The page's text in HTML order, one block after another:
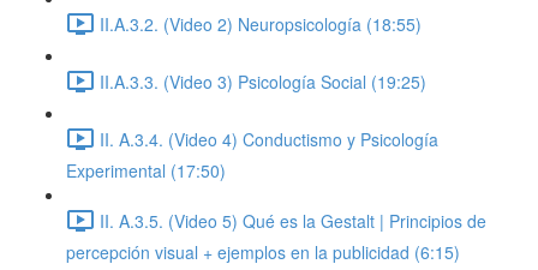
II.A.3.2. (Video 2) Neuropsicología (18:55)
II.A.3.3. (Video 3) Psicología Social (19:25)
II. A.3.4. (Video 4) Conductismo y Psicología
Experimental (17:50)
II. A.3.5. (Video 5) Qué es la Gestalt | Principios de
percepción visual + ejemplos en la publicidad (6:15)